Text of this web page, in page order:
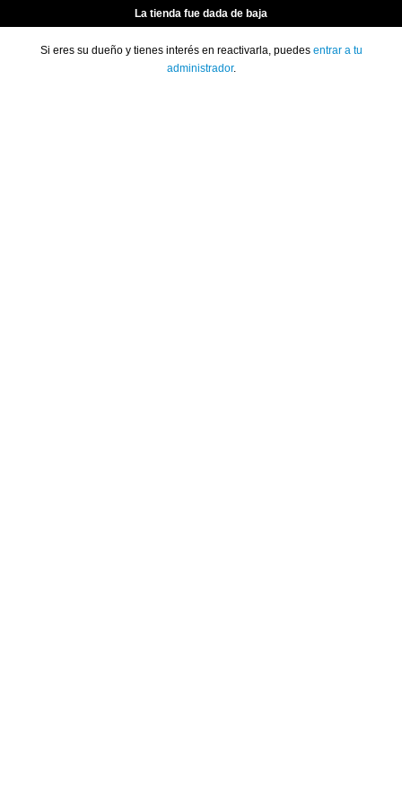
La tienda fue dada de baja
Si eres su dueño y tienes interés en reactivarla, puedes entrar a tu
administrador.